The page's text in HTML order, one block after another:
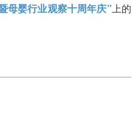
母婴行业观察十周年庆”上的